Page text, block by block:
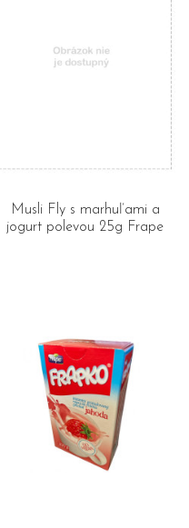
Musli Fly s marhuľami a
jogurt polevou 25g Frape